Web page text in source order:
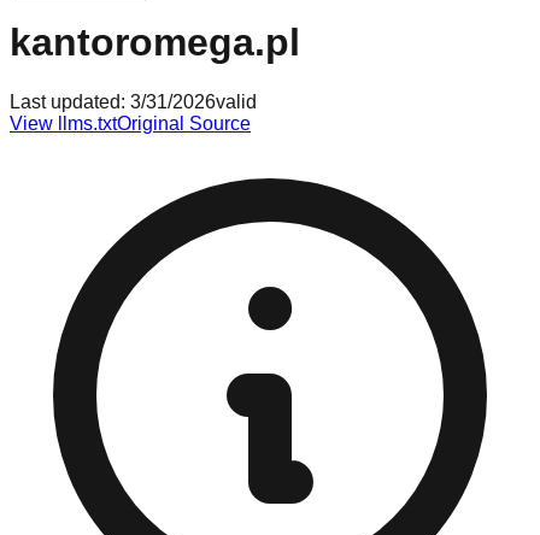
kantoromega.pl
Last updated: 3/31/2026valid
View llms.txtOriginal Source